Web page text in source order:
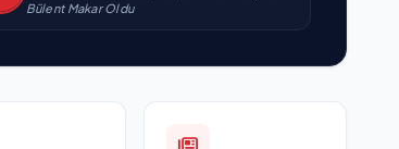
Bülent Makar Oldu